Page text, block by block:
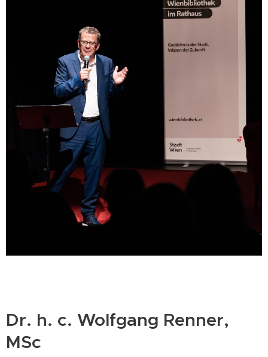
Dr. h. c. Wolfgang Renner,
MSc